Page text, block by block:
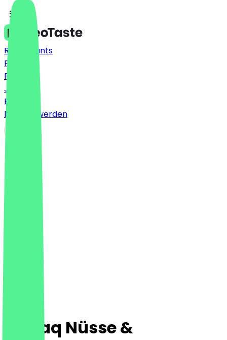
Restaurants
Preise
FAQ
Jobs
Blog
Partner werden
Zawaq Nüsse &